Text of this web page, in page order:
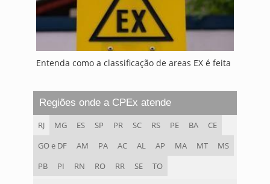
Entenda como a classificação de areas EX é feita
Regiões onde a CPEx atende
RJ MG ES SP PR SC RS PE BA
CE
GO e DF
AM PA AC AL AP MA MT
MS
PB
PI RN RO RR SE TO